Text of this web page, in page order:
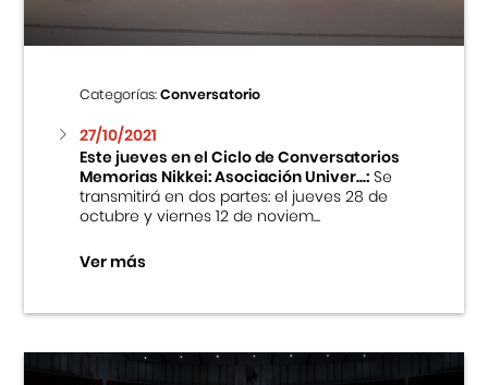
Categorías:Conversatorio
27/10/2021
Este jueves en el Ciclo de Conversatorios
Memorias Nikkei: Asociación Univer...:Se
transmitirá en dos partes: el jueves 28 de
octubre y viernes 12 de noviem...
Ver más